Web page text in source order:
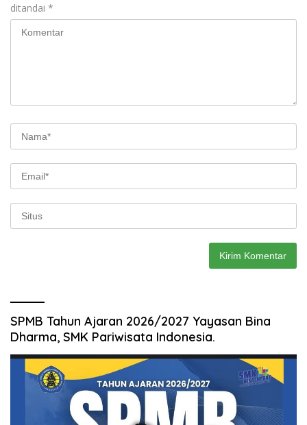
ditandai *
SPMB Tahun Ajaran 2026/2027 Yayasan Bina
Dharma, SMK Pariwisata Indonesia.